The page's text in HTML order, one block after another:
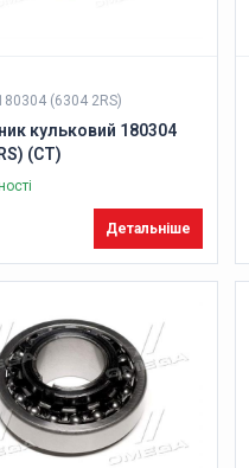
(6304 2RS)
кульковий 180304
(CT)
Детальніше